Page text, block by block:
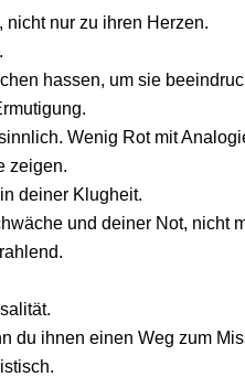
nur zu ihren Herzen.
hassen, um sie
Wenig Rot mit
zeigen.
deiner Klugheit.
und deiner Not, nicht
du ihnen einen Weg zum